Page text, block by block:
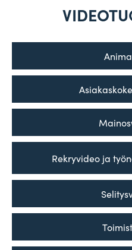
Rek­ry­video ja